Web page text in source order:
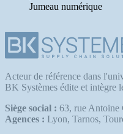
Jumeau numérique
Acteur de référence dans
BK Systèmes édite et intègre
Siège social : 63, rue Antoine
Agences : Lyon, Tarnos,